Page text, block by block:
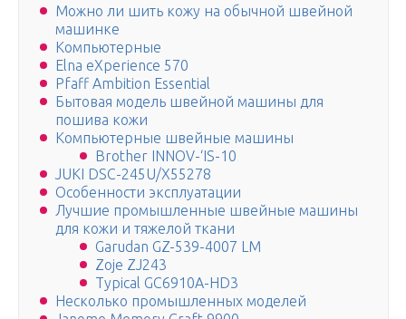
Можно ли шить кожу на обычной швейной
машинке
Компьютерные
Elna eXperience 570
Pfaff Ambition Essential
Бытовая модель швейной машины для
пошива кожи
Компьютерные швейные машины
Brother INNOV-‘IS-10
JUKI DSC-245U/X55278
Особенности эксплуатации
Лучшие промышленные швейные машины
для кожи и тяжелой ткани
Garudan GZ-539-4007 LM
Zoje ZJ243
Typical GC6910A-HD3
Несколько промышленных моделей